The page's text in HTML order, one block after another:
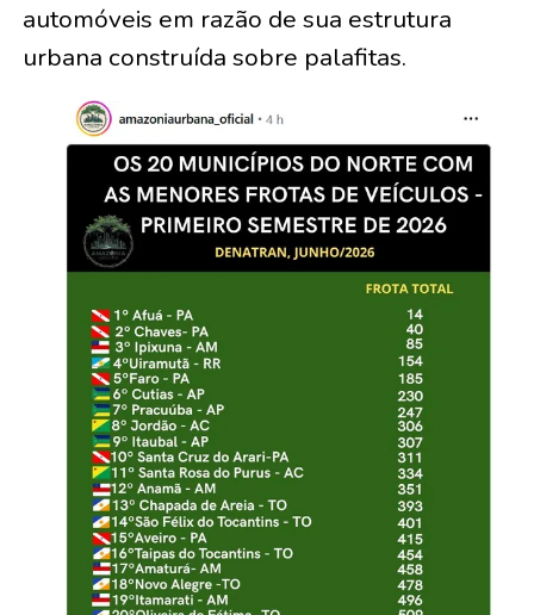
automóveis em razão de sua estrutura
urbana construída sobre palafitas.